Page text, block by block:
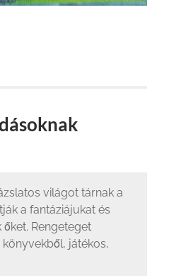
világot tárnak a
a fantáziájukat és
Rengeteget
játékos,